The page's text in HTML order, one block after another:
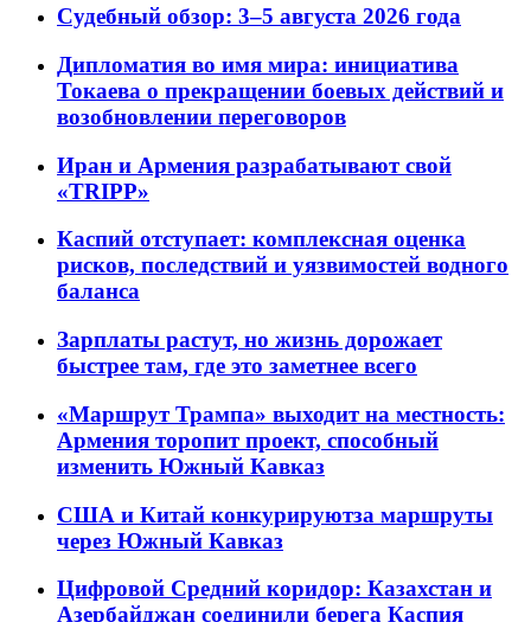
Судебный обзор: 3–5 августа 2026 года
Дипломатия во имя мира: инициатива
Токаева о прекращении боевых действий и
возобновлении переговоров
Иран и Армения разрабатывают свой
«TRIPP»
Каспий отступает: комплексная оценка
рисков, последствий и уязвимостей водного
баланса
Зарплаты растут, но жизнь дорожает
быстрее там, где это заметнее всего
«Маршрут Трампа» выходит на местность:
Армения торопит проект, способный
изменить Южный Кавказ
США и Китай конкурируютза маршруты
через Южный Кавказ
Цифровой Средний коридор: Казахстан и
Азербайджан соединили берега Каспия